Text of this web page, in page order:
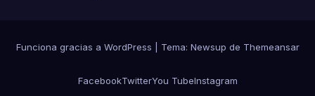
Funciona gracias a WordPress Tema: Newsup de Themeansar
FacebookTwitterYou TubeInstagram